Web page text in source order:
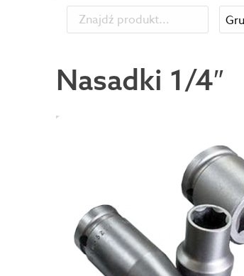
Nasadki 1/4″